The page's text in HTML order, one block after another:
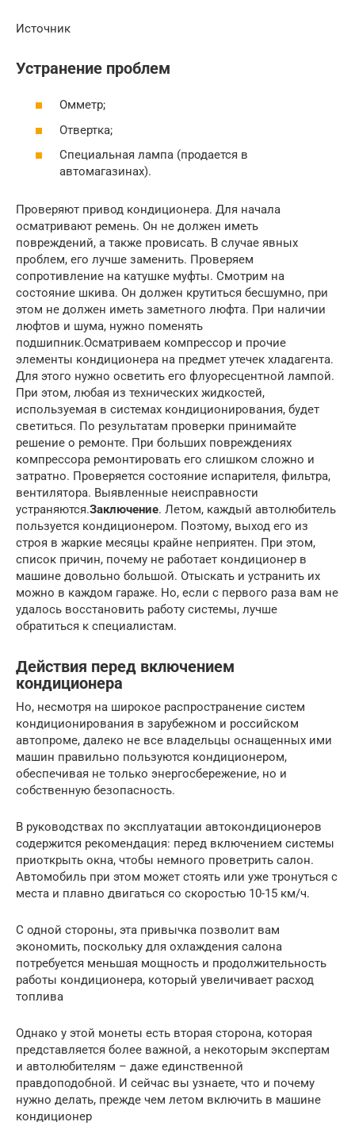
Источник
Устранение проблем
Омметр;
Отвертка;
Специальная лампа (продается в
автомагазинах).
Проверяют привод кондиционера. Для начала
осматривают ремень. Он не должен иметь
повреждений, а также провисать. В случае явных
проблем, его лучше заменить. Проверяем
сопротивление на катушке муфты. Смотрим на
состояние шкива. Он должен крутиться бесшумно, при
этом не должен иметь заметного люфта. При наличии
люфтов и шума, нужно поменять
подшипник.Осматриваем компрессор и прочие
элементы кондиционера на предмет утечек хладагента.
Для этого нужно осветить его флуоресцентной лампой.
При этом, любая из технических жидкостей,
используемая в системах кондиционирования, будет
светиться. По результатам проверки принимайте
решение о ремонте. При больших повреждениях
компрессора ремонтировать его слишком сложно и
затратно. Проверяется состояние испарителя, фильтра,
вентилятора. Выявленные неисправности
устраняются.Заключение. Летом, каждый автолюбитель
пользуется кондиционером. Поэтому, выход его из
строя в жаркие месяцы крайне неприятен. При этом,
список причин, почему не работает кондиционер в
машине довольно большой. Отыскать и устранить их
можно в каждом гараже. Но, если с первого раза вам не
удалось восстановить работу системы, лучше
обратиться к специалистам.
Действия перед включением
кондиционера
Но, несмотря на широкое распространение систем
кондиционирования в зарубежном и российском
автопроме, далеко не все владельцы оснащенных ими
машин правильно пользуются кондиционером,
обеспечивая не только энергосбережение, но и
собственную безопасность.
В руководствах по эксплуатации автокондиционеров
содержится рекомендация: перед включением системы
приоткрыть окна, чтобы немного проветрить салон.
Автомобиль при этом может стоять или уже тронуться с
места и плавно двигаться со скоростью 10-15 км/ч.
С одной стороны, эта привычка позволит вам
экономить, поскольку для охлаждения салона
потребуется меньшая мощность и продолжительность
работы кондиционера, который увеличивает расход
топлива
Однако у этой монеты есть вторая сторона, которая
представляется более важной, а некоторым экспертам
и автолюбителям – даже единственной
правдоподобной. И сейчас вы узнаете, что и почему
нужно делать, прежде чем летом включить в машине
кондиционер